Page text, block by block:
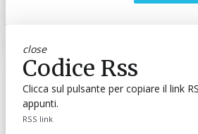
close
Codice Rss
Clicca sul pulsante per copiare il link
appunti.
RSS link